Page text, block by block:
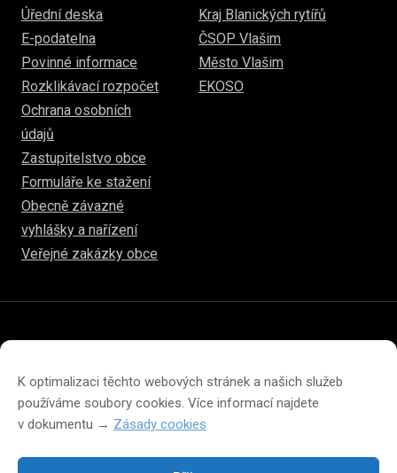
K optimalizaci těchto webových stránek a našich služeb
používáme soubory cookies. Více informací najdete
v dokumentu → Zásady cookies
Úřední deska
E-podatelna
Povinné informace
Rozklikávací rozpočet
Ochrana osobních
údajů
Zastupitelstvo obce
Formuláře ke stažení
Obecně závazné
vyhlášky a nařízení
Veřejné zakázky obce
Kraj Blanických rytířů
ČSOP Vlašim
Město Vlašim
EKOSO
Prohlášení o přístupnosti
Prohlášení o ochraně soukromí
Zásady cookies (EU)